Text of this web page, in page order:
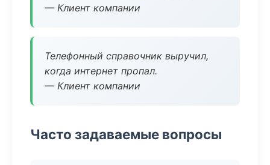
— Клиент компании
Телефонный справочник выручил,
когда интернет пропал.
— Клиент компании
Часто задаваемые вопросы